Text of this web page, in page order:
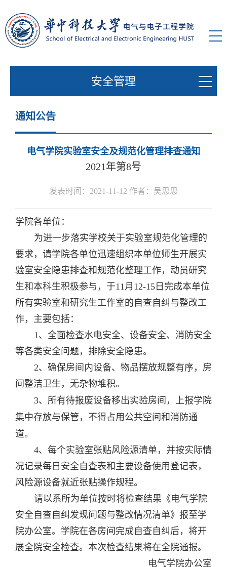
安全管理
通知公告
电气学院实验室安全及规范化管理排查通知
2021年第8号
发表时间：2021-11-12 作者：吴思思
学院各单位：
为进一步落实学校关于实验室规范化管理的
要求，请学院各单位迅速组织本单位师生开展实
验室安全隐患排查和规范化整理工作，动员研究
生和本科生积极参与，于11月12-15日完成本单位
所有实验室和研究生工作室的自查自纠与整改工
作，主要包括：
1、全面检查水电安全、设备安全、消防安全
等各类安全问题，排除安全隐患。
2、确保房间内设备、物品摆放规整有序，房
间整洁卫生，无杂物堆积。
3、 所有待报废设备移出实验房间，上报学院
集中存放与保管，不得占用公共空间和消防通
道。
4、每个实验室张贴风险源清单，并按实际情
况记录每日安全自查表和主要设备使用登记表，
风险源设备就近张贴操作规程。
请以系所为单位按时将检查结果《电气学院
安全自查自纠发现问题与整改情况清单》报至学
院办公室。学院在各房间完成自查自纠后，将开
展全院安全检查。本次检查结果将在全院通报。
电气学院办公室